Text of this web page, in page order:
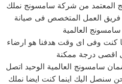
المعتمد من شركة سامسونج نملك
العمل المتخصص فى صيانة
العالمية
كنت وفى اى وقت هدفنا هو ارضاء
اقصى درجة ممكنة
سامسونج العالمية الوحيد اتصل
سنصل اليك اينما كنت ايضا نملك